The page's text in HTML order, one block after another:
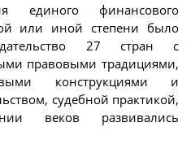
единого финансового
или иной степени было
27 стран с
правовыми традициями,
конструкциями и
судебной практикой,
веков развивались